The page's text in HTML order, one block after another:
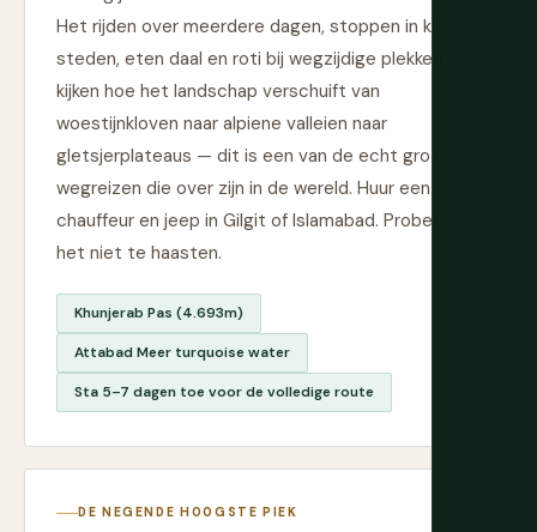
Het rijden over meerdere dagen, stoppen in kleine
steden, eten daal en roti bij wegzijdige plekken,
kijken hoe het landschap verschuift van
woestijnkloven naar alpiene valleien naar
gletsjerplateaus — dit is een van de echt grote
wegreizen die over zijn in de wereld. Huur een
chauffeur en jeep in Gilgit of Islamabad. Probeer
het niet te haasten.
Khunjerab Pas (4.693m)
Attabad Meer turquoise water
Sta 5–7 dagen toe voor de volledige route
DE NEGENDE HOOGSTE PIEK